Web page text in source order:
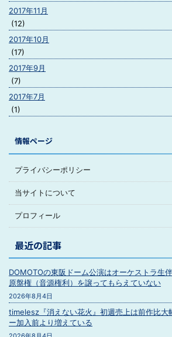
2017年11月
(12)
2017年10月
(17)
2017年9月
(7)
2017年7月
(1)
情報ページ
プライバシーポリシー
当サイトについて
プロフィール
最近の記事
DOMOTOの東阪ドーム公演はオーケストラ生
原盤権（音源権利）を譲ってもらえていない
2026年8月4日
timelesz『消えない花火』初週売上は前作比大
ー加入前より増えている